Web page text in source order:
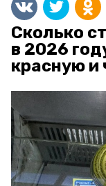
Сколько
в 2026
красную и